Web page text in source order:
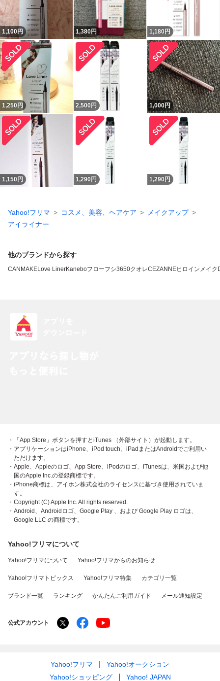
1,100円 1,380円 1,180 円
1,250 円 2,500 円 1,000円
1,150 円 1,290 円 1,290 円
Yahoo!フリマ コスメ、美容、ヘアケア
メイクアップ
アイライナー
他のブランドから探す
CANMAKELove LinerKaneboフローフシ3650クオレCEZANNEヒロインメイク
・「App Store」ボタンを押すとiTunes （外部サイト）が起動します。
・アプリケーションはiPhone、iPod touch、iPadまたはAndroidでご利用い
ただけます。
・Apple、Appleのロゴ、App Store、iPodのロゴ、iTunesは、米国および他
国のApple Inc.の登録商標です。
・iPhone商標は、アイホン株式会社のライセンスに基づき使用されていま
す。
・Copyright (C) Apple Inc. All rights reserved.
・Android、Androidロゴ、Google Play 、および Google Play ロゴは、
Google LLC の商標です。
Yahoo!フリマについて
Yahoo!フリマについて Yahoo!フリマからのお知らせ
Yahoo!フリマトピックス Yahoo!フリマ特集 カテゴリ一覧
ブランド一覧 ランキング かんたんご利用ガイド メール通知設定
公式アカウント
Yahoo!フリマ
Yahoo!オークション
Yahoo!ショッピング
Yahoo! JAPAN